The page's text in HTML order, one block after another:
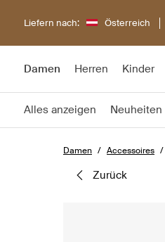
Liefern nach: Österreich
Damen Herren Kinder
Alles anzeigen Neuheiten
Damen Accessoires
zurück